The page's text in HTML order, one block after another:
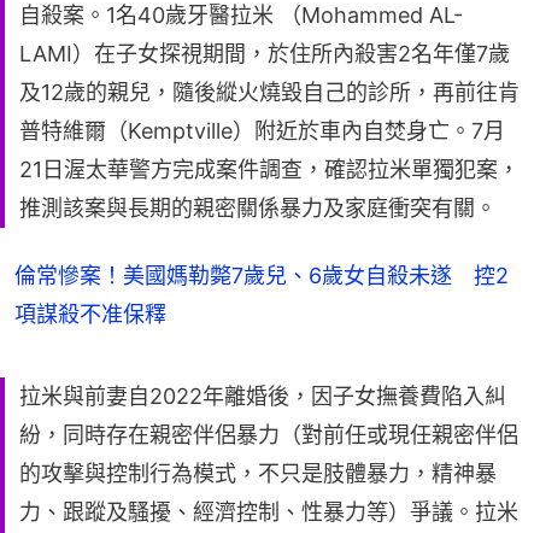
自殺案。1名40歲牙醫拉米 （Mohammed AL-
LAMI）在子女探視期間，於住所內殺害2名年僅7歲
及12歲的親兒，隨後縱火燒毀自己的診所，再前往肯
普特維爾（Kemptville）附近於車內自焚身亡。7月
21日渥太華警方完成案件調查，確認拉米單獨犯案，
推測該案與長期的親密關係暴力及家庭衝突有關。
倫常慘案！美國媽勒斃7歲兒、6歲女自殺未遂 控2
項謀殺不准保釋
拉米與前妻自2022年離婚後，因子女撫養費陷入糾
紛，同時存在親密伴侶暴力（對前任或現任親密伴侶
的攻擊與控制行為模式，不只是肢體暴力，精神暴
力、跟蹤及騷擾、經濟控制、性暴力等）爭議。拉米